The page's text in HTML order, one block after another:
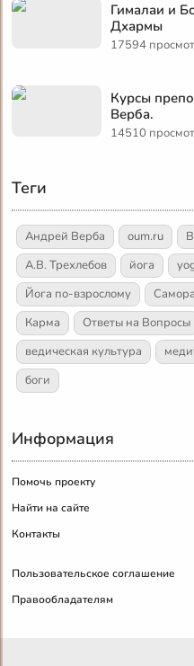
Гималаи и
Дхармы
17594
Курсы
Верба.
14510
Теги
Андрей Верба oum.ru
А.В. Трехлебов
йога
Йога по-взрослому
Карма
Ответы на Вопросы
ведическая культура
боги
Информация
Помочь проекту
Найти на сайте
Контакты
Пользовательское соглашение
Правообладателям